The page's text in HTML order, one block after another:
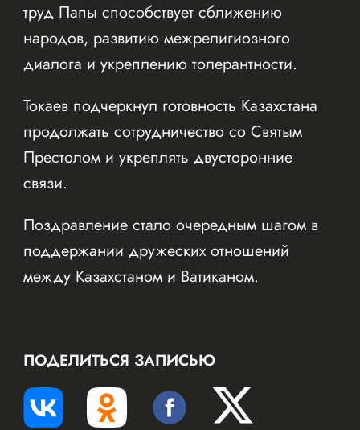
труд Папы способствует сближению
народов, развитию межрелигиозного
диалога и укреплению толерантности.
Токаев подчеркнул готовность Казахстана
продолжать сотрудничество со Святым
Престолом и укреплять двусторонние
связи.
Поздравление стало очередным шагом в
поддержании дружеских отношений
между Казахстаном и Ватиканом.
ПОДЕЛИТЬСЯ ЗАПИСЬЮ